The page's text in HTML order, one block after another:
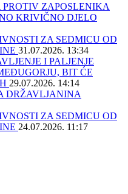
ZAPOSLENIKA
KRIVIČNO DJELO
ZA SEDMICU OD
31.07.2026. 13:34
I PALJENJE
BIT ĆE
29.07.2026. 14:14
DRŽAVLJANINA
ZA SEDMICU OD
24.07.2026. 11:17